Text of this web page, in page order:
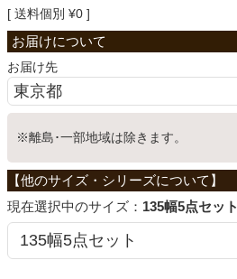
収納家具
ホームオフィス
こたつ
寝具
送料個別 ¥0
お届け先
※離島･一部地域は除きます。
サイズ： 135幅5点セット